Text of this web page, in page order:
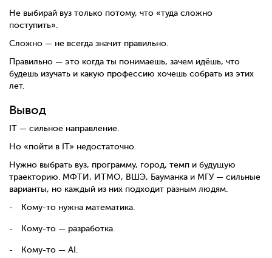
Не выбирай вуз только потому, что «туда сложно
поступить».
Сложно — не всегда значит правильно.
Правильно — это когда ты понимаешь, зачем идёшь, что
будешь изучать и какую профессию хочешь собрать из этих
лет.
Вывод
IT — сильное направление.
Но «пойти в IT» недостаточно.
Нужно выбрать вуз, программу, город, темп и будущую
траекторию. МФТИ, ИТМО, ВШЭ, Бауманка и МГУ — сильные
варианты, но каждый из них подходит разным людям.
Кому-то нужна математика.
Кому-то — разработка.
Кому-то — AI.